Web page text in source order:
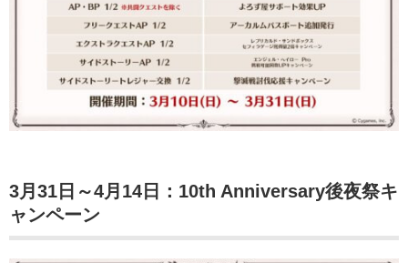
3月31日～4月14日：10th Anniversary後夜祭キ
ャンペーン